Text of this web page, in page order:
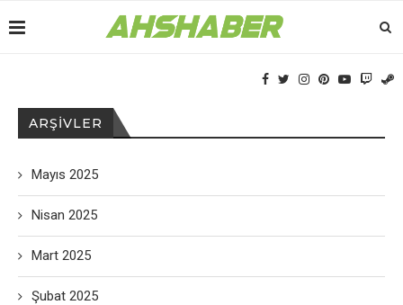
ARŞIVLER
Mayıs 2025
Nisan 2025
Mart 2025
Şubat 2025